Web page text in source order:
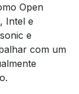
Open
Intel e
e
com um